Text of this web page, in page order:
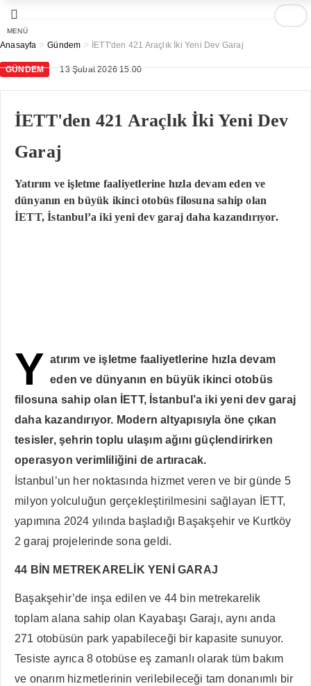
MENÜ
Anasayfa >Gündem > İETT'den 421 Araçlık İki Yeni Dev Garaj
GÜNDEM 13 Şubat 2026 15:00
İETT'den 421 Araçlık İki Yeni Dev
Garaj
Yatırım ve işletme faaliyetlerine hızla devam eden ve
dünyanın en büyük ikinci otobüs filosuna sahip olan
İETT, İstanbul’a iki yeni dev garaj daha kazandırıyor.
Y atırım ve işletme faaliyetlerine hızla devam
eden ve dünyanın en büyük ikinci otobüs
filosuna sahip olan İETT, İstanbul’a iki yeni dev garaj
daha kazandırıyor. Modern altyapısıyla öne çıkan
tesisler, şehrin toplu ulaşım ağını güçlendirirken
operasyon verimliliğini de artıracak.
İstanbul’un her noktasında hizmet veren ve bir günde 5
milyon yolculuğun gerçekleştirilmesini sağlayan İETT,
yapımına 2024 yılında başladığı Başakşehir ve Kurtköy
2 garaj projelerinde sona geldi.
44 BİN METREKARELİK YENİ GARAJ
Başakşehir’de inşa edilen ve 44 bin metrekarelik
toplam alana sahip olan Kayabaşı Garajı, aynı anda
271 otobüsün park yapabileceği bir kapasite sunuyor.
Tesiste ayrıca 8 otobüse eş zamanlı olarak tüm bakım
ve onarım hizmetlerinin verilebileceği tam donanımlı bir